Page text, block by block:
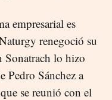
empresarial es
renegoció su
Sonatrach lo hizo
Pedro Sánchez a
se reunió con el